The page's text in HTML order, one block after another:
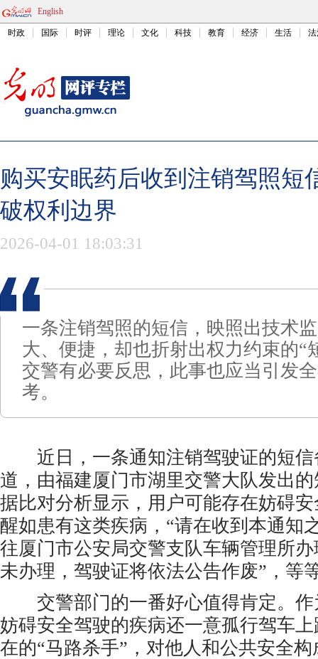
English
时政 国际 时评 理论 文化 科技 教育 经济 生活
购买安眠药后收到注销驾照短
破权利边界
2026-04-01 18:03:31
一条注销驾照的短信，映照出技术
大、便捷，却也折射出权力约束的“
交警有必要反思，此事也应当引发
考。
近日，一条通知注销驾驶证的短信
道，由福建厦门市湖里交警大队发出
据比对分析显示，用户可能存在妨碍
醒如患有这类疾病，“请在收到本通知
往厦门市公安局交警支队车辆管理所
未办理，驾驶证将依法公告作废”，等
交警部门的一番好心值得肯定。作
妨碍安全驾驶的疾病还一意孤行驾车
在的“马路杀手”，对他人和公共安全